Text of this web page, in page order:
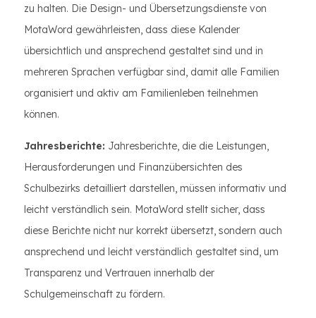
zu halten. Die Design- und Übersetzungsdienste von
MotaWord gewährleisten, dass diese Kalender
übersichtlich und ansprechend gestaltet sind und in
mehreren Sprachen verfügbar sind, damit alle Familien
organisiert und aktiv am Familienleben teilnehmen
können.
Jahresberichte: Jahresberichte, die die Leistungen,
Herausforderungen und Finanzübersichten des
Schulbezirks detailliert darstellen, müssen informativ und
leicht verständlich sein. MotaWord stellt sicher, dass
diese Berichte nicht nur korrekt übersetzt, sondern auch
ansprechend und leicht verständlich gestaltet sind, um
Transparenz und Vertrauen innerhalb der
Schulgemeinschaft zu fördern.